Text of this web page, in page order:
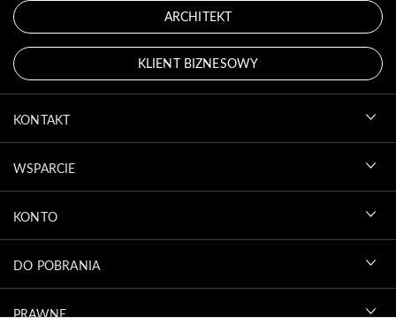
ARCHITEKT
KLIENT BIZNESOWY
KONTAKT
WSPARCIE
KONTO
DO POBRANIA
PRAWNE